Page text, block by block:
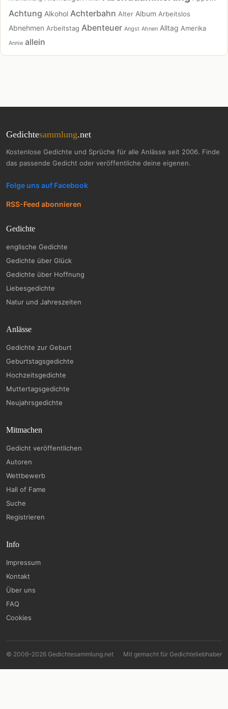
Achtung Alkohol Achterbahn Alter Album Arbeitslos
Abnehmen Arbeitstag Abenteuer Angst Ahnen Alltag Amerika
Annie allein
Gedichtesammlung.net
Kostenlose Gedichte und Sprüche für alle Anlässe seit 2006. Finde
das passende Gedicht oder veröffentliche deine eigenen.
Folge uns auf Facebook
RSS-Feed abonnieren
Gedichte
englische Gedichte
Gedichte über Glück
Gedichte über Hoffnung
Liebesgedichte
Natur und Jahreszeiten
Anlässe
Gedichte zur Geburt
Geburtstagsgedichte
Hochzeitsgedichte
Muttertagsgedichte
Neujahrsgedichte
Mitmachen
Gedicht veröffentlichen
Autoren
Wettbewerb
Hall of Fame
Suche
Registrieren
Info
Impressum
Kontakt
Über uns
FAQ
Cookies
© 2006–2026 Gedichtesammlung.net Mit gemacht für Gedichteliebhaber